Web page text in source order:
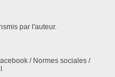
par l'auteur.
/ Normes sociales /